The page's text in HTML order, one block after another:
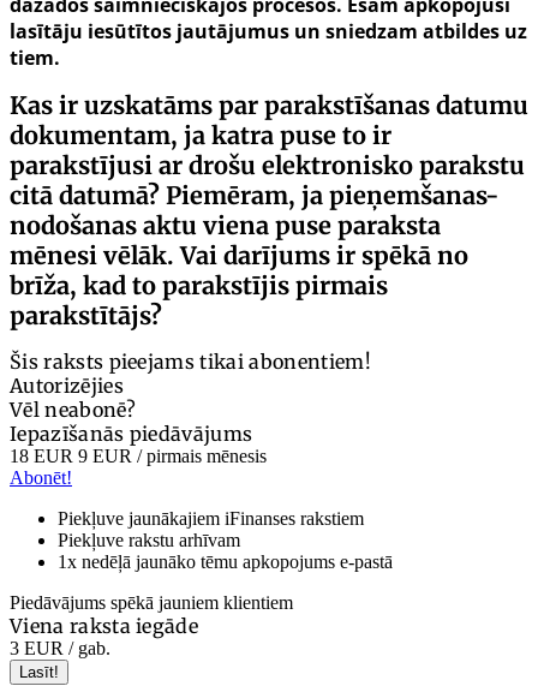
lasītāju iesūtītos jautājumus un sniedzam atbildes uz
tiem.
Kas ir uzskatāms par parakstīšanas datumu
dokumentam, ja katra puse to ir
parakstījusi ar drošu elektronisko parakstu
citā datumā? Piemēram, ja pieņemšanas-
nodošanas aktu viena puse paraksta
mēnesi vēlāk. Vai darījums ir spēkā no
brīža, kad to parakstījis pirmais
parakstītājs?
Šis raksts pieejams tikai abonentiem!
Autorizējies
Vēl neabonē?
Iepazīšanās piedāvājums
18 EUR 9 EUR / pirmais mēnesis
Abonēt!
Piekļuve jaunākajiem iFinanses rakstiem
Piekļuve rakstu arhīvam
1x nedēļā jaunāko tēmu apkopojums e-pastā
Piedāvājums spēkā jauniem klientiem
Viena raksta iegāde
3 EUR / gab.
Lasīt!